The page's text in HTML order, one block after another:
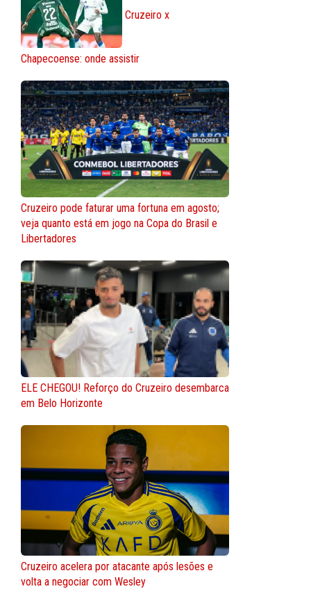
Cruzeiro x
Chapecoense: onde assistir
Cruzeiro pode faturar uma fortuna em agosto;
veja quanto está em jogo na Copa do Brasil e
Libertadores
ELE CHEGOU! Reforço do Cruzeiro desembarca
em Belo Horizonte
Cruzeiro acelera por atacante após lesões e
volta a negociar com Wesley